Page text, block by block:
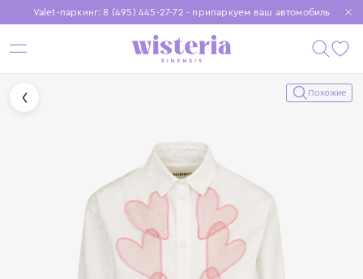
Valet-паркинг: 8 (495) 445-27-72 - припаркуем ваш автомобиль
Бесплатная доставка при заказе от 15 000 ₽
Установите приложение, чтобы покупки были еще удобнее
Похожие